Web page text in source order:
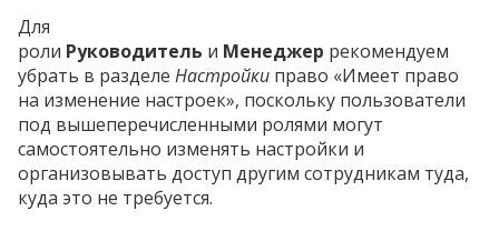
Для
роли Руководитель и Менеджер рекомендуем
убрать в разделе Настройки право «Имеет право
на изменение настроек», поскольку пользователи
под вышеперечисленными ролями могут
самостоятельно изменять настройки и
организовывать доступ другим сотрудникам туда,
куда это не требуется.